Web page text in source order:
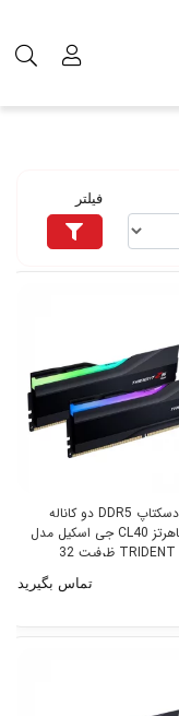
فیلتر
خرید رم دسکتاپ DDR5 دو کاناله
5200 مگاهرتز CL40 جی اسکیل مدل
TRIDENT Z5 RGB ظرفیت 32
تماس بگیرید